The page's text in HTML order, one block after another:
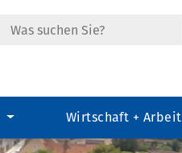
Wirtschaft + Arbeit